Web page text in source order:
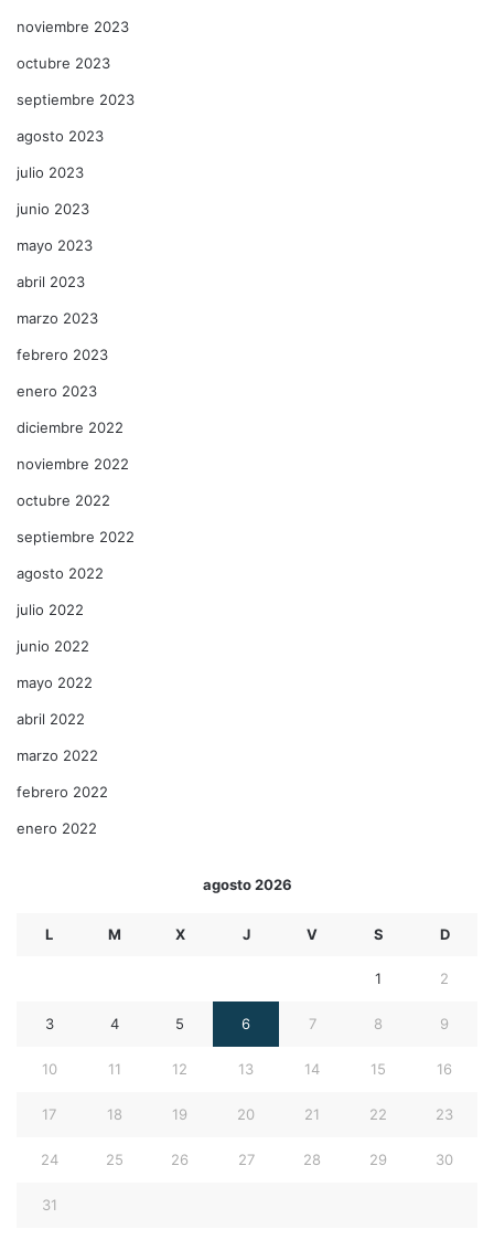
noviembre 2023
octubre 2023
septiembre 2023
agosto 2023
julio 2023
junio 2023
mayo 2023
abril 2023
marzo 2023
febrero 2023
enero 2023
diciembre 2022
noviembre 2022
octubre 2022
septiembre 2022
agosto 2022
julio 2022
junio 2022
mayo 2022
abril 2022
marzo 2022
febrero 2022
enero 2022
agosto 2026
L M X J V S D
1 2
3 4 5 6 7 8 9
10 11 12 13 14 15 16
17 18 19 20 21 22 23
24 25 26 27 28 29 30
31